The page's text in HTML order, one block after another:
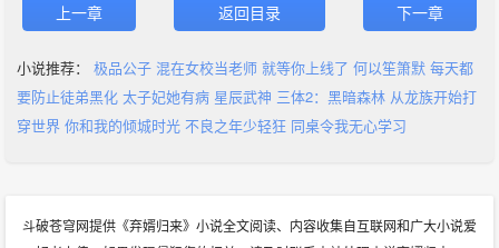
上一章 返回目录 下一章
小说推荐： 极品公子 混在女校当老师 就等你上线了 何以笙箫默 每天都
要防止徒弟黑化 太子妃她有病 星辰武神 三体2：黑暗森林 从龙族开始打
穿世界 你和我的倾城时光 不良之年少轻狂 同桌令我无心学习
斗破苍穹网提供《弃婿归来》小说全文阅读、内容收集自互联网和广大小说爱